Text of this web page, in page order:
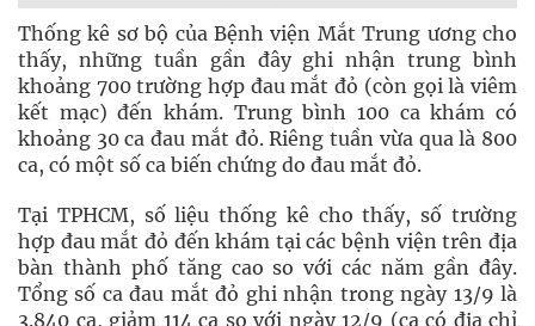
Thống kê sơ bộ của Bệnh viện Mắt Trung ương cho
thấy, những tuần gần đây ghi nhận trung bình
khoảng 700 trường hợp đau mắt đỏ (còn gọi là viêm
kết mạc) đến khám. Trung bình 100 ca khám có
khoảng 30 ca đau mắt đỏ. Riêng tuần vừa qua là 800
ca, có một số ca biến chứng do đau mắt đỏ.
Tại TPHCM, số liệu thống kê cho thấy, số trường
hợp đau mắt đỏ đến khám tại các bệnh viện trên địa
bàn thành phố tăng cao so với các năm gần đây.
Tổng số ca đau mắt đỏ ghi nhận trong ngày 13/9 là
3.840 ca, giảm 114 ca so với ngày 12/9 (ca có địa chỉ